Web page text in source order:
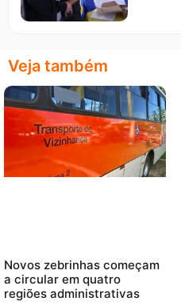
Veja também
Novos zebrinhas começam
a circular em quatro
regiões administrativas